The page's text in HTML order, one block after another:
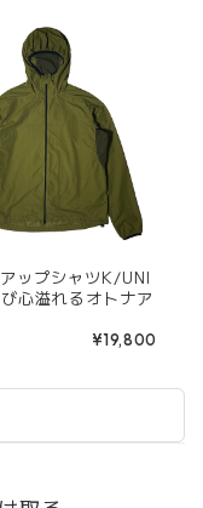
ップシャツK/UNI
心溢れるオトナア
¥19,800